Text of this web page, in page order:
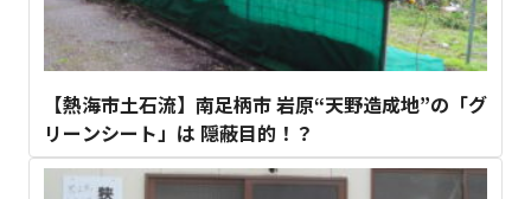
【熱海市土石流】南足柄市 岩原“天野造成地”の「グ
リーンシート」は 隠蔽目的！？